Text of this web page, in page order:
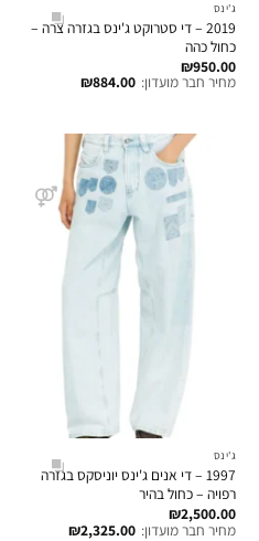
ג'ינס
2019 – די סטרוקט ג'ינס בגזרה צרה –
כחול כהה
₪950.00
מחיר חבר מועדון: ₪884.00
ג'ינס
1997 – די אנים ג'ינס יוניסקס בגזרה
רפויה – כחול בהיר
₪2,500.00
מחיר חבר מועדון: ₪2,325.00